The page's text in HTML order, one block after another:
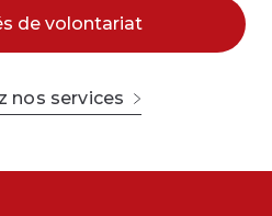
de volontariat
nos services